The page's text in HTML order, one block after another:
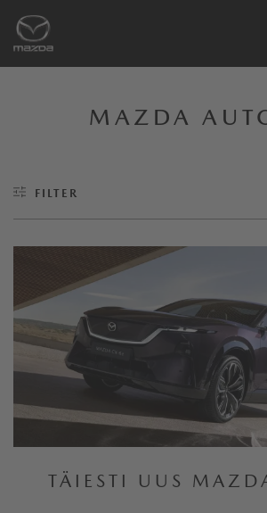
MAZDA
FILTER
MOOTORI
ELEKTER (BEV)
DIISEL
BENSIIN
PISTIKHÜBRIID (PHEV)
TÄIESTI UUS